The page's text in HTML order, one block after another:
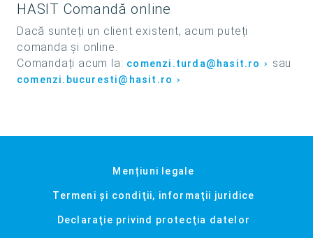
HASIT Comandă online
Dacă sunteți un client existent, acum puteți
comanda și online.
Comandați acum la: comenzi.turda@hasit.ro sau
comenzi.bucuresti@hasit.ro
Mențiuni legale
Termeni şi condiţii, informaţii juridice
Declaraţie privind protecţia datelor